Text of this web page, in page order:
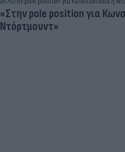
για Κωνσταντέλια η